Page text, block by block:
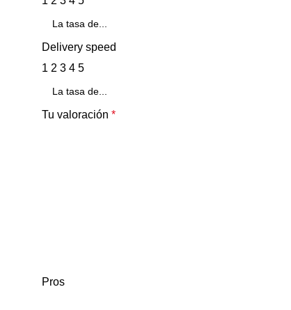
Delivery speed
1 2 3 4 5
Tu valoración *
Pros